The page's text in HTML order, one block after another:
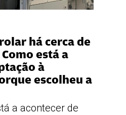
há cerca de
está a
à
escolheu a
a acontecer de